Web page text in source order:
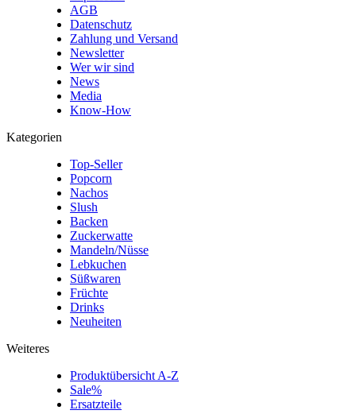
AGB
Datenschutz
Zahlung und Versand
Newsletter
Wer wir sind
News
Media
Know-How
Kategorien
Top-Seller
Popcorn
Nachos
Slush
Backen
Zuckerwatte
Mandeln/Nüsse
Lebkuchen
Süßwaren
Früchte
Drinks
Neuheiten
Weiteres
Produktübersicht A-Z
Sale%
Ersatzteile